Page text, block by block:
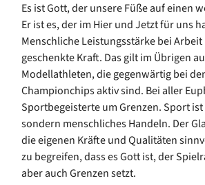
Es ist Gott, der unsere Füße auf einen
Er ist es, der im Hier und Jetzt für uns
Menschliche Leistungsstärke bei
geschenkte Kraft. Das gilt im Übrigen
Modellathleten, die gegenwärtig bei
Championchips aktiv sind. Bei aller
Sportbegeisterte um Grenzen. Sport
sondern menschliches Handeln. Der
die eigenen Kräfte und Qualitäten
zu begreifen, dass es Gott ist, der
aber auch Grenzen setzt.